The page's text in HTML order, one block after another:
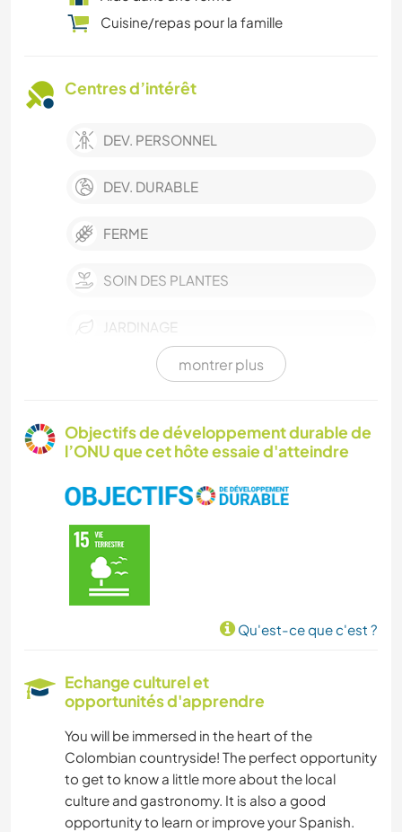
Cuisine/repas pour la famille
Centres d’intérêt
DEV. PERSONNEL
DEV. DURABLE
FERME
SOIN DES PLANTES
JARDINAGE
CUISINE ET ALIMENTATION
SPORTS NAUTIQUES
CAMPING
MONTAGNE
NATURE
montrer plus
Objectifs de développement durable de
l’ONU que cet hôte essaie d'atteindre
Qu'est-ce que c'est ?
Echange culturel et
opportunités d'apprendre
You will be immersed in the heart of the
Colombian countryside! The perfect opportunity
to get to know a little more about the local
culture and gastronomy. It is also a good
opportunity to learn or improve your Spanish.